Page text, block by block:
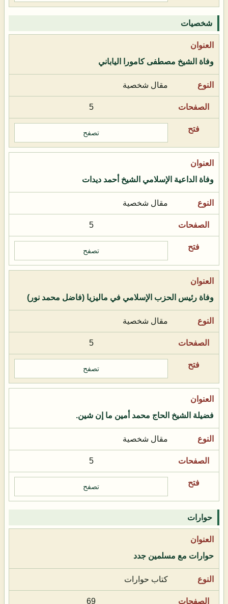
شخصيات
وفاة الشيخ مصطفى كامورا الياباني
مقال شخصية
5
تصفح
وفاة الداعية الإسلامي الشيخ أحمد ديدات
مقال شخصية
5
تصفح
وفاة رئيس الحزب الإسلامي في ماليزيا (فاضل محمد نور)
مقال شخصية
5
تصفح
فضيلة الشيخ الحاج محمد أمين ما إن شين.
مقال شخصية
5
تصفح
حوارات
حوارات مع مسلمين جدد
كتاب حوارات
69